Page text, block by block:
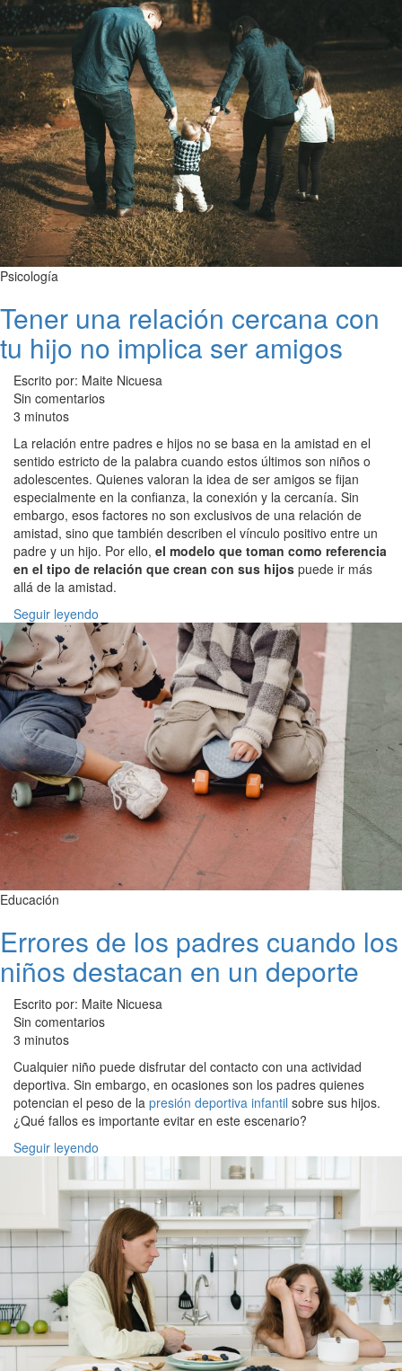
Psicología
Tener una relación cercana con
tu hijo no implica ser amigos
Escrito por: Maite Nicuesa
Sin comentarios
3 minutos
La relación entre padres e hijos no se basa en la amistad en el
sentido estricto de la palabra cuando estos últimos son niños o
adolescentes. Quienes valoran la idea de ser amigos se fijan
especialmente en la confianza, la conexión y la cercanía. Sin
embargo, esos factores no son exclusivos de una relación de
amistad, sino que también describen el vínculo positivo entre un
padre y un hijo. Por ello, el modelo que toman como referencia
en el tipo de relación que crean con sus hijos puede ir más
allá de la amistad.
Seguir leyendo
Educación
Errores de los padres cuando los
niños destacan en un deporte
Escrito por: Maite Nicuesa
Sin comentarios
3 minutos
Cualquier niño puede disfrutar del contacto con una actividad
deportiva. Sin embargo, en ocasiones son los padres quienes
potencian el peso de la presión deportiva infantil sobre sus hijos.
¿Qué fallos es importante evitar en este escenario?
Seguir leyendo